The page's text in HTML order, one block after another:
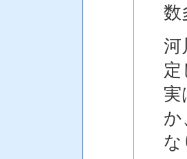
数
河
実
か
な